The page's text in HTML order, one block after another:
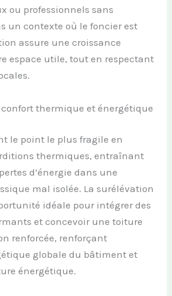
ou professionnels sans
un contexte où le foncier est
assure une croissance
espace utile, tout en respectant
thermique et énergétique
le point le plus fragile en
thermiques, entraînant
d’énergie dans une
mal isolée. La surélévation
idéale pour intégrer des
et concevoir une toiture
renforcée, renforçant
globale du bâtiment et
énergétique.